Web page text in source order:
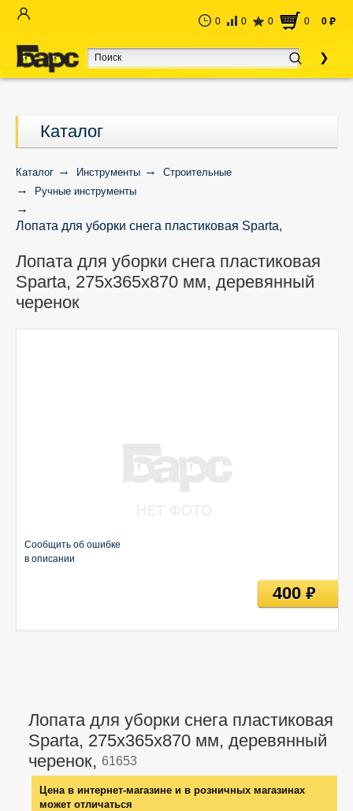
0 0 0 0 0 руб
Каталог
Каталог Инструменты
Строительные
Ручные инструменты
Лопата для уборки снега пластиковая Sparta,
Лопата для уборки снега пластиковая
Sparta, 275х365х870 мм, деревянный
черенок
Лопата для уборки снега пластиковая
Sparta, 275х365х870 мм, деревянный
черенок, 61653
Цена в интернет-магазине и в розничных магазинах
может отличаться
Сообщить об ошибке
в описании
400руб